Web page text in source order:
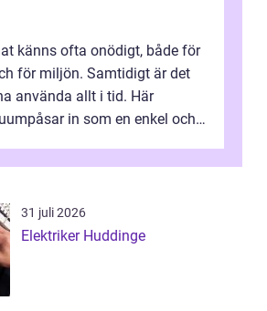
känns ofta onödigt, både för
för miljön. Samtidigt är det
använda allt i tid. Här
in som en enkel och
31 juli 2026
Elektriker Huddinge